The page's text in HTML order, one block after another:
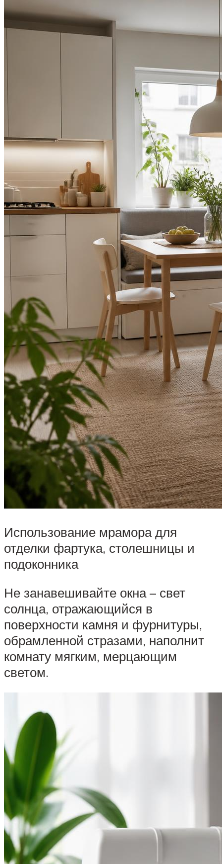
Использование мрамора для
отделки фартука, столешницы и
подоконника
Не занавешивайте окна – свет
солнца, отражающийся в
поверхности камня и фурнитуры,
обрамленной стразами, наполнит
комнату мягким, мерцающим
светом.